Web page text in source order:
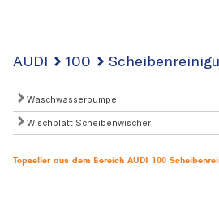
AUDI 100
Waschwasserpumpe
Wischblatt Scheibenwischer
Topseller aus dem Bereich AUDI 100